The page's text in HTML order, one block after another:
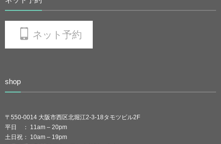
ネット予約
shop
〒550-0014 大阪市西区北堀江2-3-18タモツビル2F
平日 ： 11am – 20pm
土日祝： 10am – 19pm